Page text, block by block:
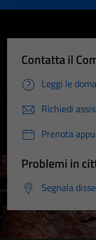
Contatta il
Leggi le
Richiedi
Prenota
Problemi in
Segnala